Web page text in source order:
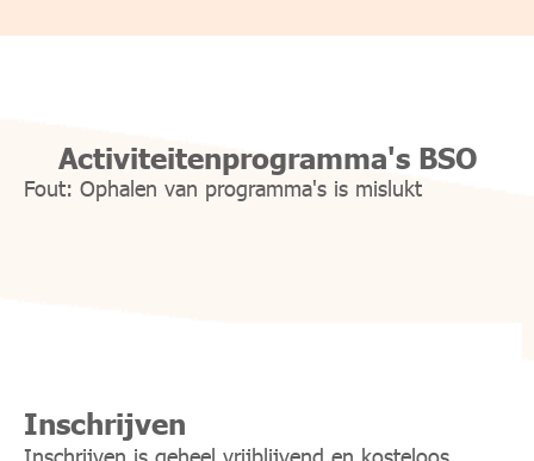
Activiteitenprogramma's BSO
Inschrijven
Inschrijven is geheel vrijblijvend en kosteloos.